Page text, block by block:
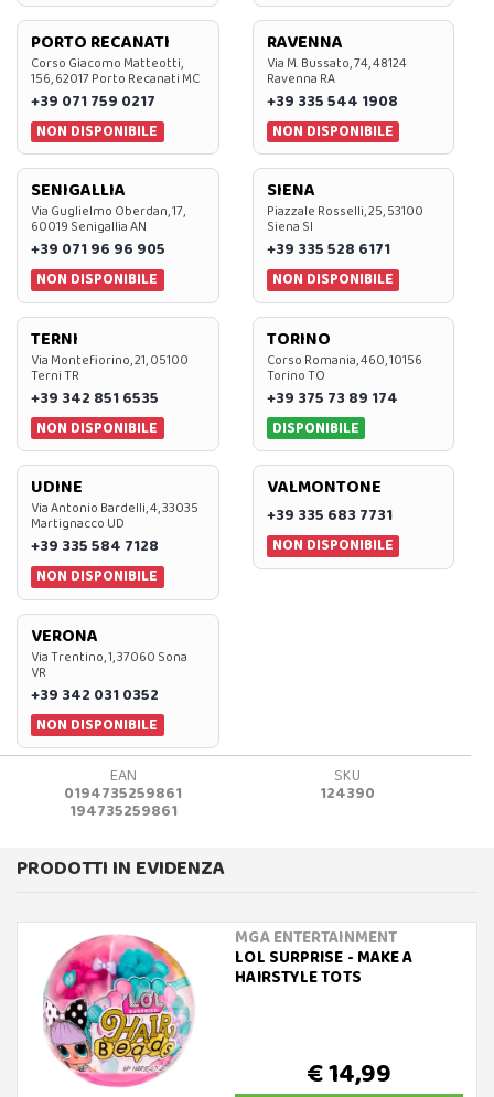
PORTO RECANATI
Corso Giacomo Matteotti,
156, 62017 Porto Recanati MC
+39 071 759 0217
NON DISPONIBILE
RAVENNA
Via M. Bussato, 74, 48124
Ravenna RA
+39 335 544 1908
NON DISPONIBILE
SENIGALLIA
Via Guglielmo Oberdan, 17,
60019 Senigallia AN
+39 071 96 96 905
NON DISPONIBILE
SIENA
Piazzale Rosselli, 25, 53100
Siena SI
+39 335 528 6171
NON DISPONIBILE
TERNI
Via Montefiorino, 21, 05100
Terni TR
+39 342 851 6535
NON DISPONIBILE
TORINO
Corso Romania, 460, 10156
Torino TO
+39 375 73 89 174
DISPONIBILE
UDINE
Via Antonio Bardelli, 4, 33035
Martignacco UD
+39 335 584 7128
NON DISPONIBILE
VALMONTONE
+39 335 683 7731
NON DISPONIBILE
VERONA
Via Trentino, 1, 37060 Sona
VR
+39 342 031 0352
NON DISPONIBILE
EAN
0194735259861
194735259861
SKU
124390
PRODOTTI IN EVIDENZA
MGA ENTERTAINMENT
LOL SURPRISE - MAKE A
HAIRSTYLE TOTS
€ 14,99